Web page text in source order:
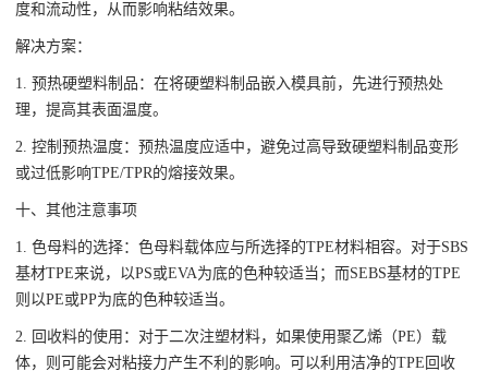
度和流动性，从而影响粘结效果。
解决方案：
1. 预热硬塑料制品：在将硬塑料制品嵌入模具前，先进行预热处
理，提高其表面温度。
2. 控制预热温度：预热温度应适中，避免过高导致硬塑料制品变形
或过低影响TPE/TPR的熔接效果。
十、其他注意事项
1. 色母料的选择：色母料载体应与所选择的TPE材料相容。对于SBS
基材TPE来说，以PS或EVA为底的色种较适当；而SEBS基材的TPE
则以PE或PP为底的色种较适当。
2. 回收料的使用：对于二次注塑材料，如果使用聚乙烯（PE）载
体，则可能会对粘接力产生不利的影响。可以利用洁净的TPE回收